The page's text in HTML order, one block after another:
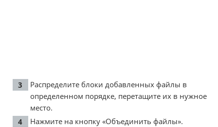
Распределите блоки добавленных файлы в
определенном порядке, перетащите их в нужное
место.
Нажмите на кнопку «Объединить файлы».